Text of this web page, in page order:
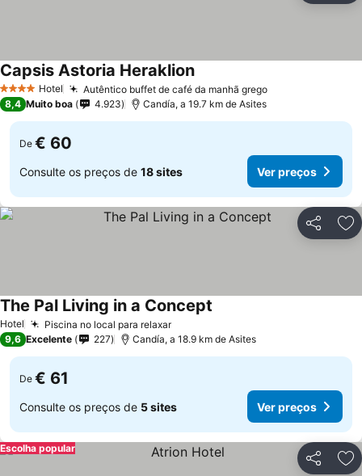
4 EstrelasHotel Autêntico buffet de café da manhã grego
Capsis Astoria Heraklion
8,4 Muito boa 4.923 Candía, a 19.7 km de Asites
De € 60
Consulte os preços de 18 sites Ver preços
Partilhar
Hotel Piscina no local para relaxar
The Pal Living in a Concept
9,6 Excelente 227 Candía, a 18.9 km de Asites
De € 61
Consulte os preços de 5 sites Ver preços
Partilhar
Escolha popular